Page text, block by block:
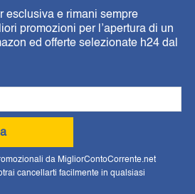
esclusiva e rimani sempre
promozioni per l’apertura di un
ed offerte selezionate h24 dal
da MigliorContoCorrente.net
cancellarti facilmente in qualsiasi